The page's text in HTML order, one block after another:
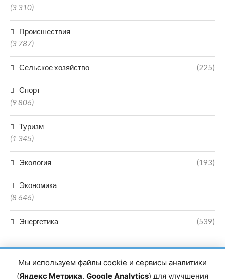
(3 310)
Происшествия
(3 787)
Сельское хозяйство (225)
Спорт
(9 806)
Туризм
(1 345)
Экология (193)
Экономика
(8 646)
Энергетика (539)
Мы используем файлы cookie и сервисы аналитики
(Яндекс Метрика, Google Analytics) для улучшения